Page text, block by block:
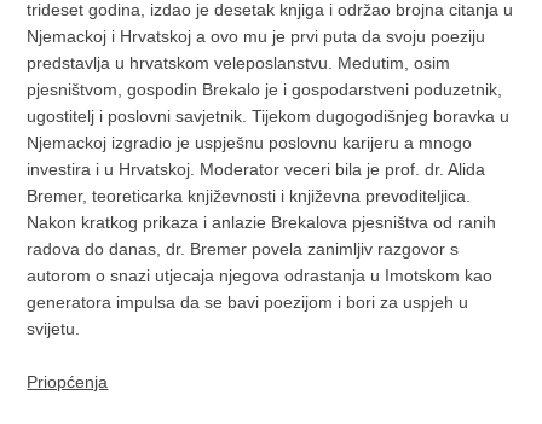
trideset godina, izdao je desetak knjiga i održao brojna citanja u
Njemackoj i Hrvatskoj a ovo mu je prvi puta da svoju poeziju
predstavlja u hrvatskom veleposlanstvu. Medutim, osim
pjesništvom, gospodin Brekalo je i gospodarstveni poduzetnik,
ugostitelj i poslovni savjetnik. Tijekom dugogodišnjeg boravka u
Njemackoj izgradio je uspješnu poslovnu karijeru a mnogo
investira i u Hrvatskoj. Moderator veceri bila je prof. dr. Alida
Bremer, teoreticarka književnosti i književna prevoditeljica.
Nakon kratkog prikaza i anlazie Brekalova pjesništva od ranih
radova do danas, dr. Bremer povela zanimljiv razgovor s
autorom o snazi utjecaja njegova odrastanja u Imotskom kao
generatora impulsa da se bavi poezijom i bori za uspjeh u
svijetu.
Priopćenja